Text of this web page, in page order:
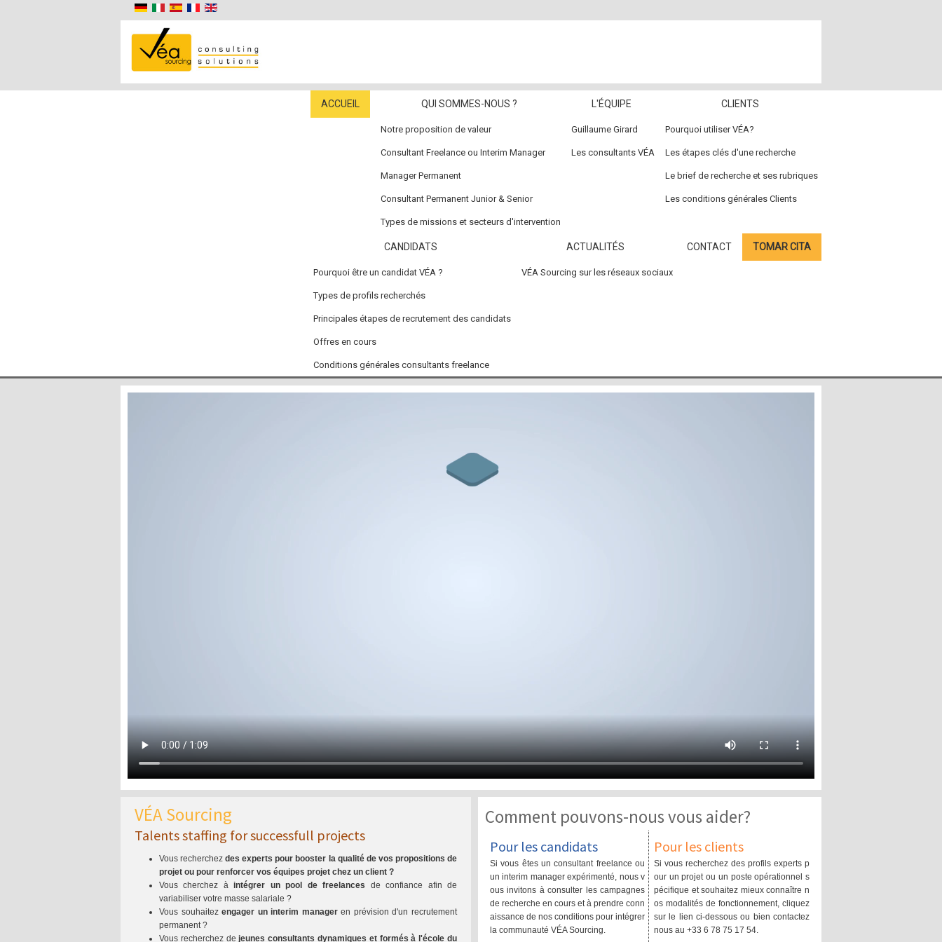
ACCUEIL QUI SOMMES-NOUS ?
Notre proposition de valeur
Consultant Freelance ou Interim Manager
Manager Permanent
Consultant Permanent Junior & Senior
Types de missions et secteurs d'intervention
L'ÉQUIPE
Guillaume Girard
Les consultants VÉA
CLIENTS
Pourquoi utiliser VÉA?
Les étapes clés d'une recherche
Le brief de recherche et ses rubriques
Les conditions générales Clients
CANDIDATS
Pourquoi être un candidat VÉA ?
Types de profils recherchés
Principales étapes de recrutement des candidats
Offres en cours
Conditions générales consultants freelance
ACTUALITÉS
VÉA Sourcing sur les réseaux sociaux
CONTACT TOMAR CITA
VÉA Sourcing
Talents staffing for successfull projects
Vous recherchezdes experts pour booster la qualité de vos propositions de
projet ou pour renforcer vos équipes projet chez un client ?
Vous cherchez à intégrer un pool de freelances de confiance afin de
variabiliser votre masse salariale ?
Vous souhaitezengager un interim manageren prévision d'un recrutement
permanent ?
Vous recherchez de jeunes consultants dynamiques et formés à l'école du
Comment pouvons-nous vous aider?
Pour les candidats
Si vous êtes un consultant freelance ou
un interim manager expérimenté, nous v
ous invitons à consulter les campagnes
de recherche en cours et à prendre conn
aissance de nos conditions pour intégrer
la communauté VÉA Sourcing.
Pour les clients
Si vous recherchez des profils experts p
our un projet ou un poste opérationnel s
pécifique et souhaitez mieux connaître n
os modalités de fonctionnement, cliquez
sur le lien ci-dessous ou bien contactez
nous au +33 6 78 75 17 54.